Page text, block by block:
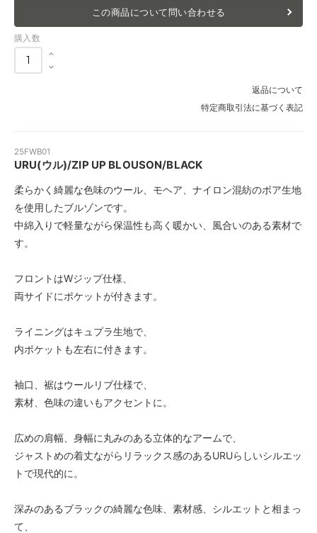
この商品について問い合わせる
購入数
返品について
特定商取引法に基づく表記
25FWB01
URU(ウル)/ZIP UP BLOUSON/BLACK
柔らかく綺麗な色味のウール、モヘア、ナイロン混紡のボア生地
を使用したブルゾンです。
中綿入りで軽量ながら保温性も高く暖かい、風合いのある素材で
す。
フロントはWジップ仕様、
両サイドにポケットが付きます。
ライニングはキュプラ生地で、
内ポケットも左右に付きます。
袖口、裾はウールリブ仕様で、
素材、色味の違いもアクセントに。
広めの肩幅、身幅に丸みのある立体的なアームで、
ジャストめの着丈ながらリラックス感のあるURUらしいシルエッ
トで現代的に。
深みのあるブラックの綺麗な色味、素材感、シルエットと相まっ
て、